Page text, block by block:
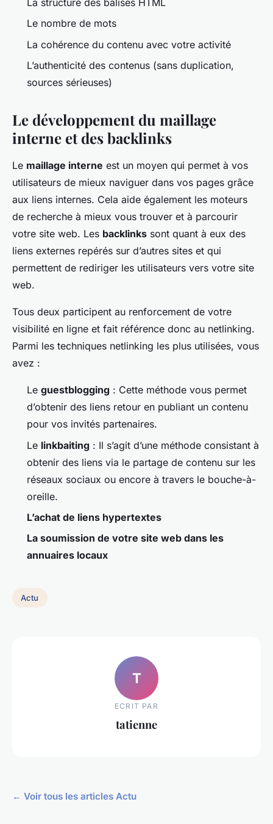
La structure des balises HTML
Le nombre de mots
La cohérence du contenu avec votre activité
L’authenticité des contenus (sans duplication,
sources sérieuses)
Le développement du maillage
interne et des backlinks
Le maillage interne est un moyen qui permet à vos
utilisateurs de mieux naviguer dans vos pages grâce
aux liens internes. Cela aide également les moteurs
de recherche à mieux vous trouver et à parcourir
votre site web. Les backlinks sont quant à eux des
liens externes repérés sur d’autres sites et qui
permettent de rediriger les utilisateurs vers votre site
web.
Tous deux participent au renforcement de votre
visibilité en ligne et fait référence donc au netlinking.
Parmi les techniques netlinking les plus utilisées, vous
avez :
Le guestblogging : Cette méthode vous permet
d’obtenir des liens retour en publiant un contenu
pour vos invités partenaires.
Le linkbaiting : Il s’agit d’une méthode consistant à
obtenir des liens via le partage de contenu sur les
réseaux sociaux ou encore à travers le bouche-à-
oreille.
L’achat de liens hypertextes
La soumission de votre site web dans les
annuaires locaux
Actu
T
ECRIT PAR
tatienne
← Voir tous les articles Actu